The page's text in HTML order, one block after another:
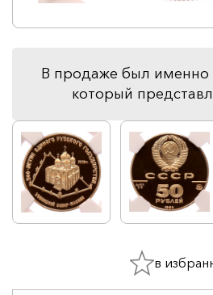
В продаже был именно
который
в